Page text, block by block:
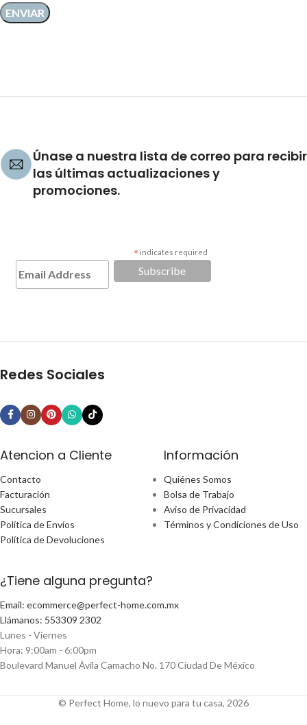
Únase a nuestra lista de correo para recibir
las últimas actualizaciones y
promociones.
* indicates required
Redes Sociales
Atencion a Cliente
Contacto
Facturación
Sucursales
Política de Envíos
Política de Devoluciones
Información
Quiénes Somos
Bolsa de Trabajo
Aviso de Privacidad
Términos y Condiciones de Uso
¿Tiene alguna pregunta?
Email: ecommerce@perfect-home.com.mx
Llámanos: 553309 2302
Lunes - Viernes
Hora: 9:00am - 6:00pm
Boulevard Manuel Ávila Camacho No. 170 Ciudad De México
© Perfect Home, lo nuevo para tu casa, 2026